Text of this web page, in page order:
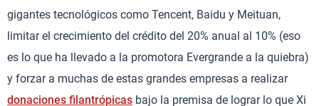
gigantes tecnológicos como Tencent, Baidu y Meituan,
limitar el crecimiento del crédito del 20% anual al 10% (eso
es lo que ha llevado a la promotora Evergrande a la quiebra)
y forzar a muchas de estas grandes empresas a realizar
donaciones filantrópicas bajo la premisa de lograr lo que Xi